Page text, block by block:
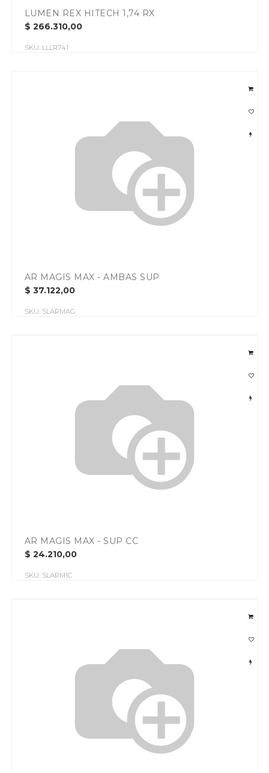
LUMEN REX HITECH 1,74 RX
$ 266.310,00
SKU: LLLR741
AR MAGIS MAX - AMBAS SUP
$ 37.122,00
SKU: SLARMAG
AR MAGIS MAX - SUP CC
$ 24.210,00
SKU: SLARM1C